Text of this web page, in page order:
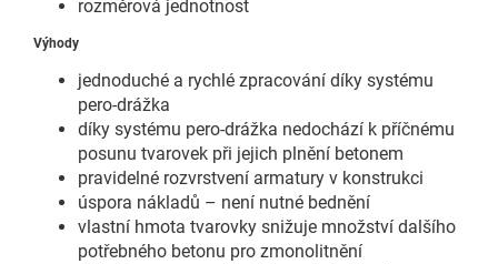
rozměrová jednotnost
Výhody
jednoduché a rychlé zpracování díky systému
pero-drážka
díky systému pero-drážka nedochází k příčnému
posunu tvarovek při jejich plnění betonem
pravidelné rozvrstvení armatury v konstrukci
úspora nákladů – není nutné bednění
vlastní hmota tvarovky snižuje množství dalšího
potřebného betonu pro zmonolitnění